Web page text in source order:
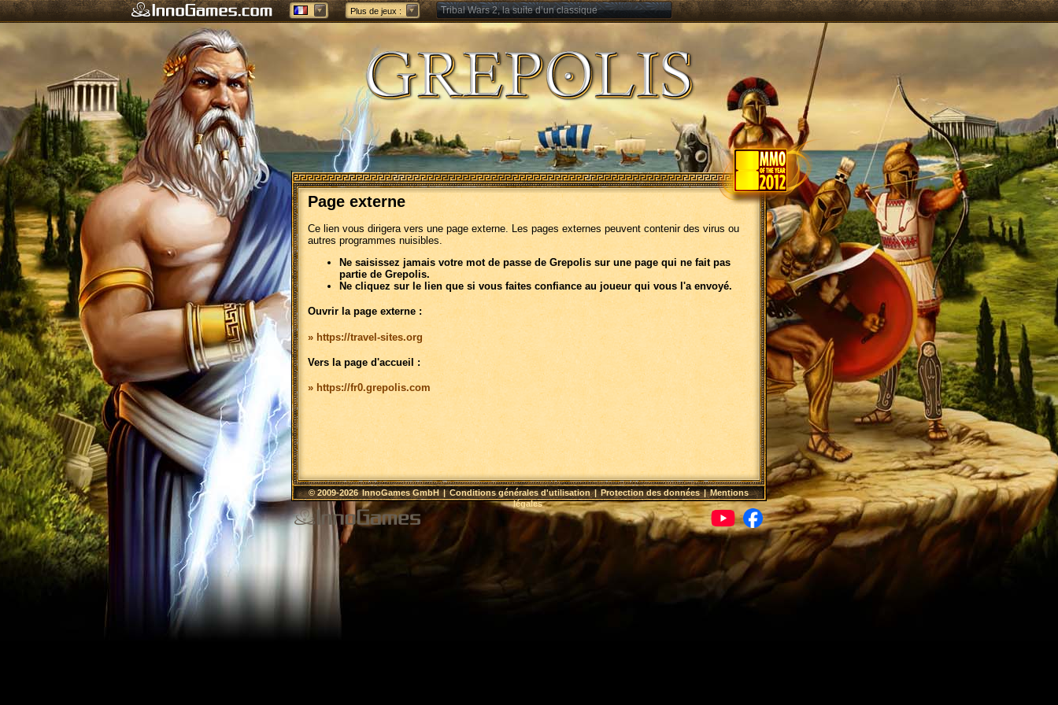
Plus de jeux : Tribal Wars 2, la suite d’un classique
Forge of Empires – Stratégie à travers les âges
Page externe
Ce lien vous dirigera vers une page externe. Les pages externes peuvent contenir des virus ou
autres programmes nuisibles.
Ne saisissez jamais votre mot de passe de Grepolis sur une page qui ne fait pas
partie de Grepolis.
Ne cliquez sur le lien que si vous faites confiance au joueur qui vous l'a envoyé.
Ouvrir la page externe :
» https://travel-sites.org
Vers la page d'accueil :
» https://fr0.grepolis.com
© 2009-2026InnoGames GmbH|Conditions générales d'utilisation|Protection des données|Mentions
légales